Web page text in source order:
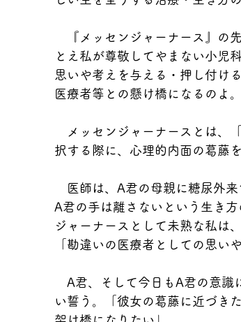
『メッセンジャーナース』の
とえ私が尊敬してやまない小児
思いや考えを与える・押し付け
医療者等との懸け橋になるのよ
メッセンジャーナースとは、
択する際に、心理的内面の葛藤
医師は、A君の母親に糖尿外来
A君の手は離さないという生き
ジャーナースとして未熟な私は
「勘違いの医療者としての思い
A君、そして今日もA君の意識
い誓う。「彼女の葛藤に近づき